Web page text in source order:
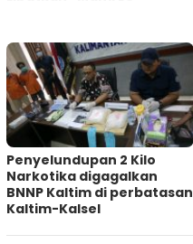
Penyelundupan 2 Kilo
Narkotika digagalkan
BNNP Kaltim di perbatasan
Kaltim-Kalsel